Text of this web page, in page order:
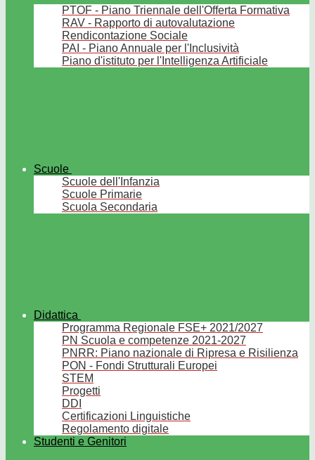
PTOF - Piano Triennale dell'Offerta Formativa
RAV - Rapporto di autovalutazione
Rendicontazione Sociale
PAI - Piano Annuale per l'Inclusività
Piano d'istituto per l'Intelligenza Artificiale
Scuole
Scuole dell'Infanzia
Scuole Primarie
Scuola Secondaria
Didattica
Programma Regionale FSE+ 2021/2027
PN Scuola e competenze 2021-2027
PNRR: Piano nazionale di Ripresa e Risilienza
PON - Fondi Strutturali Europei
STEM
Progetti
DDI
Certificazioni Linguistiche
Regolamento digitale
Studenti e Genitori